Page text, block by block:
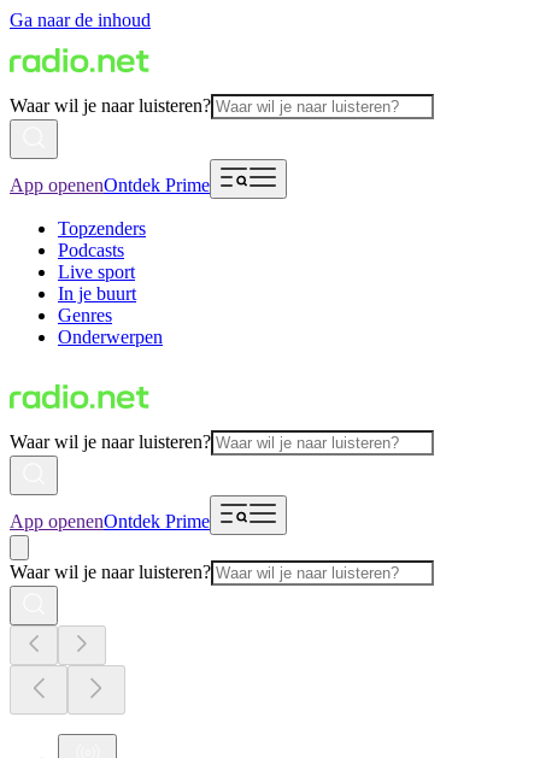
Ga naar de inhoud
Waar wil je naar luisteren?
App openenOntdek Prime
Topzenders
Podcasts
Live sport
In je buurt
Genres
Onderwerpen
Waar wil je naar luisteren?
App openenOntdek Prime
Waar wil je naar luisteren?